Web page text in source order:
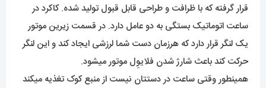
قرار گرفته که با ظرافت و طراحی قابل قبول تولید شده. کاکرد در
ساعت اتوماتیک بستگی به دو عامل دارد. در قسمت زیرین موتور
یک لنگر قرار دارد که هرزمان دست شما لرزشی ایجاد کند و این لنگر
حرکت کند باعث شارژ شدن فلایوِل موتور میشود.
همینطور وقتی ساعت در دستتان نیست از منبع کوک تغذیه میکند